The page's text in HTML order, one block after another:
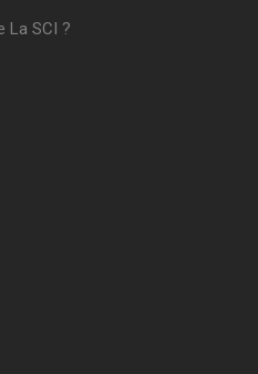
La SCI ?